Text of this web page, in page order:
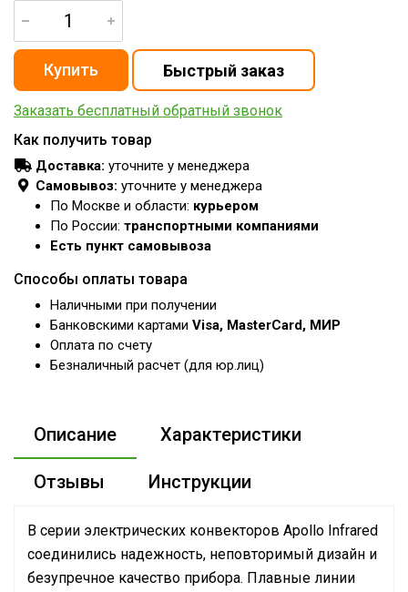
Заказать бесплатный обратный звонок
Как получить товар
Доставка: уточните у менеджера
Самовывоз: уточните у менеджера
По Москве и области: курьером
По России: транспортными компаниями
Есть пункт самовывоза
Способы оплаты товара
Наличными при получении
Банковскими картами Visa, MasterCard, МИР
Оплата по счету
Безналичный расчет (для юр.лиц)
Описание Характеристики
Отзывы Инструкции
В серии электрических конвекторов Apollo Infrared
соединились надежность, неповторимый дизайн и
безупречное качество прибора. Плавные линии